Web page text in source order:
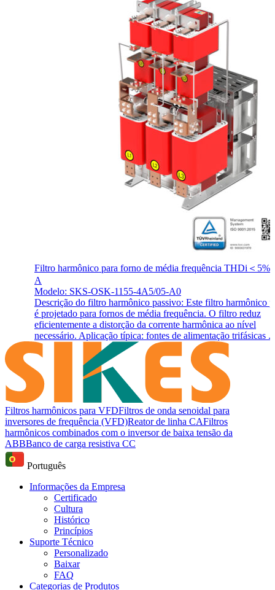
Filtro harmônico para forno de média frequência THDi＜5%
A
Modelo: SKS-OSK-1155-4A5/05-A0
Descrição do filtro harmônico passivo: Este filtro harmônico
é projetado para fornos de média frequência. O filtro reduz
eficientemente a distorção da corrente harmônica ao nível
necessário. Aplicação típica: fontes de alimentação trifásicas ...
Filtros harmônicos para VFDFiltros de onda senoidal para
inversores de frequência (VFD)Reator de linha CAFiltros
harmônicos combinados com o inversor de baixa tensão da
ABBBanco de carga resistiva CC
Português
Informações da Empresa
Certificado
Cultura
Histórico
Princípios
Suporte Técnico
Personalizado
Baixar
FAQ
Categorias de Produtos